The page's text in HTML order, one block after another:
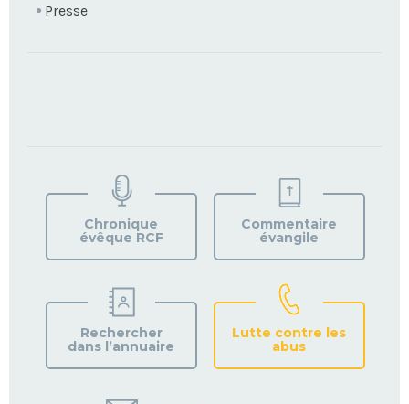
Presse
VOTRE
PAROISSE
Chronique
évêque RCF
Commentaire
évangile
Rechercher
dans l’annuaire
Lutte contre les
abus